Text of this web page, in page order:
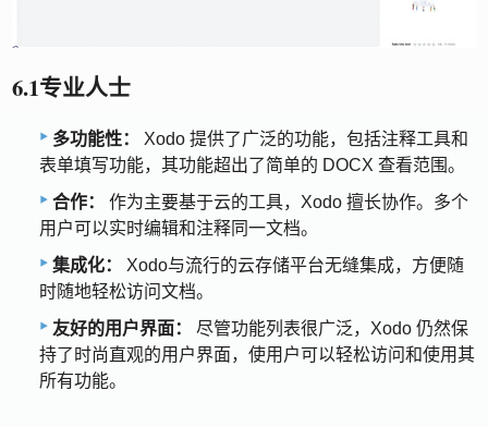
6.1专业人士
多功能性：
Xodo 提供了广泛的功能，包括注释工具和
表单填写功能，其功能超出了简单的 DOCX 查看范围。
合作：
作为主要基于云的工具，Xodo 擅长协作。多个
用户可以实时编辑和注释同一文档。
集成化：
Xodo与流行的云存储平台无缝集成，方便随
时随地轻松访问文档。
友好的用户界面：
尽管功能列表很广泛，Xodo 仍然保
持了时尚直观的用户界面，使用户可以轻松访问和使用其
所有功能。